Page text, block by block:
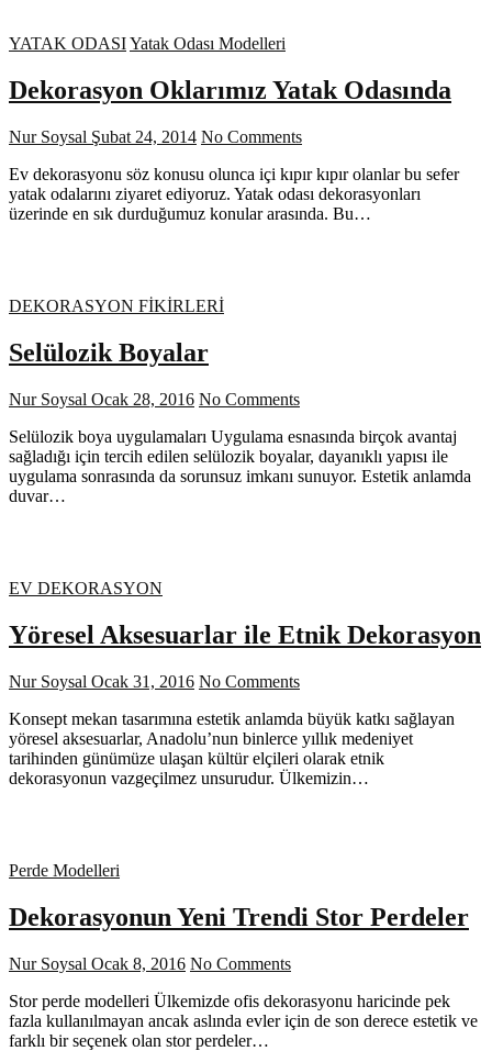
YATAK ODASIYatak Odası Modelleri
Dekorasyon Oklarımız Yatak Odasında
Nur Soysal Şubat 24, 2014 No Comments
Ev dekorasyonu söz konusu olunca içi kıpır kıpır olanlar bu sefer
yatak odalarını ziyaret ediyoruz. Yatak odası dekorasyonları
üzerinde en sık durduğumuz konular arasında. Bu…
DEKORASYON FİKİRLERİ
Selülozik Boyalar
Nur Soysal Ocak 28, 2016 No Comments
Selülozik boya uygulamaları Uygulama esnasında birçok avantaj
sağladığı için tercih edilen selülozik boyalar, dayanıklı yapısı ile
uygulama sonrasında da sorunsuz imkanı sunuyor. Estetik anlamda
duvar…
EV DEKORASYON
Yöresel Aksesuarlar ile Etnik Dekorasyon
Nur Soysal Ocak 31, 2016 No Comments
Konsept mekan tasarımına estetik anlamda büyük katkı sağlayan
yöresel aksesuarlar, Anadolu’nun binlerce yıllık medeniyet
tarihinden günümüze ulaşan kültür elçileri olarak etnik
dekorasyonun vazgeçilmez unsurudur. Ülkemizin…
Perde Modelleri
Dekorasyonun Yeni Trendi Stor Perdeler
Nur Soysal Ocak 8, 2016 No Comments
Stor perde modelleri Ülkemizde ofis dekorasyonu haricinde pek
fazla kullanılmayan ancak aslında evler için de son derece estetik ve
farklı bir seçenek olan stor perdeler…